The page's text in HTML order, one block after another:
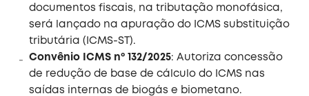
documentos fiscais, na tributação monofásica,
será lançado na apuração do ICMS substituição
tributária (ICMS-ST).
Convênio ICMS nº 132/2025: Autoriza concessão
de redução de base de cálculo do ICMS nas
saídas internas de biogás e biometano.